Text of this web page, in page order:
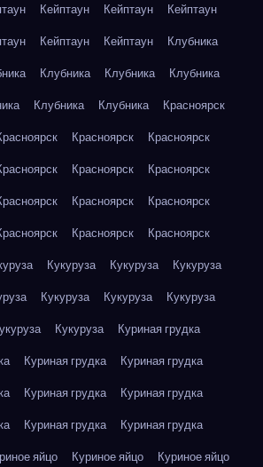
Кейптаун Кейптаун
Кейптаун
Кейптаун Кейптаун
Клубника
Клубника Клубника
Клубника
Клубника Клубника
Красноярск
Красноярск
Красноярск
Красноярск
Красноярск
Красноярск
Красноярск
Красноярск
Красноярск
Кукуруза Кукуруза
Кукуруза
Кукуруза Кукуруза
Кукуруза
Кукуруза
Куриная грудка
Куриная грудка
Куриная грудка
Куриная грудка
Куриная грудка
Куриная грудка
Куриная грудка
яйцо Куриное яйцо
Куриное яйцо